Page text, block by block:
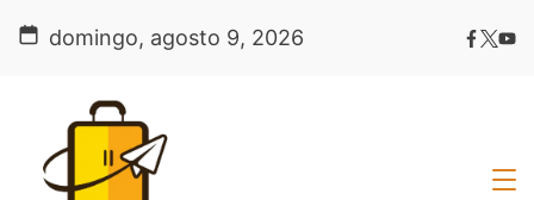
domingo, agosto 9, 2026